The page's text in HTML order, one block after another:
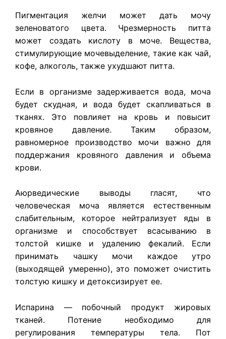
Пигментация желчи может дать мочу
зеленоватого цвета. Чрезмерность питта
может создать кислоту в моче. Вещества,
стимулирующие мочевыделение, такие как чай,
кофе, алкоголь, также ухудшают питта.
Если в организме задерживается вода, моча
будет скудная, и вода будет скапливаться в
тканях. Это повлияет на кровь и повысит
кровяное давление. Таким образом,
равномерное производство мочи важно для
поддержания кровяного давления и объема
крови.
Аюрведические выводы гласят, что
человеческая моча является естественным
слабительным, которое нейтрализует яды в
организме и способствует всасыванию в
толстой кишке и удалению фекалий. Если
принимать чашку мочи каждое утро
(выходящей умеренно), это поможет очистить
толстую кишку и детоксизирует ее.
Испарина — побочный продукт жировых
тканей. Потение необходимо для
регулирования температуры тела. Пот